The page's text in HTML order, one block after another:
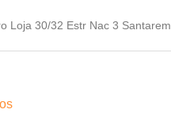
Loja 30/32 Estr Nac 3 Santarem